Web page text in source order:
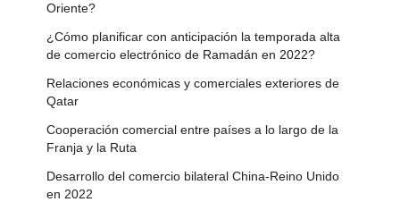
Oriente?
¿Cómo planificar con anticipación la temporada alta
de comercio electrónico de Ramadán en 2022?
Relaciones económicas y comerciales exteriores de
Qatar
Cooperación comercial entre países a lo largo de la
Franja y la Ruta
Desarrollo del comercio bilateral China-Reino Unido
en 2022